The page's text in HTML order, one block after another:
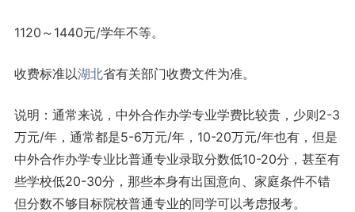
1120～1440元/学年不等。
收费标准以湖北省有关部门收费文件为准。
说明：通常来说，中外合作办学专业学费比较贵，少则2-3
万元/年，通常都是5-6万元/年，10-20万元/年也有，但是
中外合作办学专业比普通专业录取分数低10-20分，甚至有
些学校低20-30分，那些本身有出国意向、家庭条件不错
但分数不够目标院校普通专业的同学可以考虑报考。